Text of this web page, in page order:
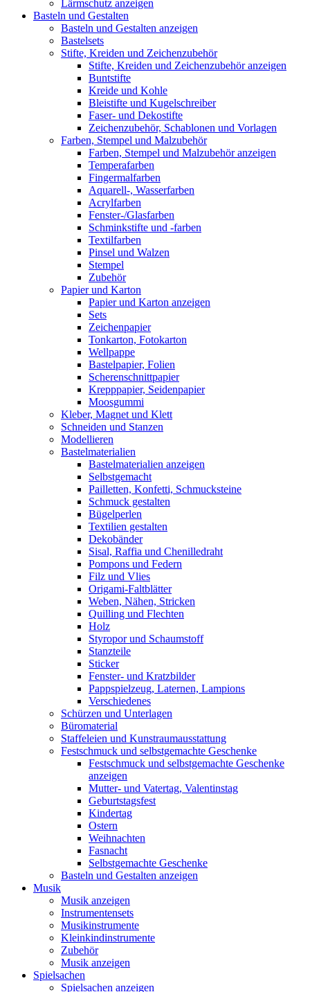
Lärmschutz anzeigen
Basteln und Gestalten
Basteln und Gestalten anzeigen
Bastelsets
Stifte, Kreiden und Zeichenzubehör
Stifte, Kreiden und Zeichenzubehör anzeigen
Buntstifte
Kreide und Kohle
Bleistifte und Kugelschreiber
Faser- und Dekostifte
Zeichenzubehör, Schablonen und Vorlagen
Farben, Stempel und Malzubehör
Farben, Stempel und Malzubehör anzeigen
Temperafarben
Fingermalfarben
Aquarell-, Wasserfarben
Acrylfarben
Fenster-/Glasfarben
Schminkstifte und -farben
Textilfarben
Pinsel und Walzen
Stempel
Zubehör
Papier und Karton
Papier und Karton anzeigen
Sets
Zeichenpapier
Tonkarton, Fotokarton
Wellpappe
Bastelpapier, Folien
Scherenschnittpapier
Krepppapier, Seidenpapier
Moosgummi
Kleber, Magnet und Klett
Schneiden und Stanzen
Modellieren
Bastelmaterialien
Bastelmaterialien anzeigen
Selbstgemacht
Pailletten, Konfetti, Schmucksteine
Schmuck gestalten
Bügelperlen
Textilien gestalten
Dekobänder
Sisal, Raffia und Chenilledraht
Pompons und Federn
Filz und Vlies
Origami-Faltblätter
Weben, Nähen, Stricken
Quilling und Flechten
Holz
Styropor und Schaumstoff
Stanzteile
Sticker
Fenster- und Kratzbilder
Pappspielzeug, Laternen, Lampions
Verschiedenes
Schürzen und Unterlagen
Büromaterial
Staffeleien und Kunstraumausstattung
Festschmuck und selbstgemachte Geschenke
Festschmuck und selbstgemachte Geschenke
anzeigen
Mutter- und Vatertag, Valentinstag
Geburtstagsfest
Kindertag
Ostern
Weihnachten
Fasnacht
Selbstgemachte Geschenke
Basteln und Gestalten anzeigen
Musik
Musik anzeigen
Instrumentensets
Musikinstrumente
Kleinkindinstrumente
Zubehör
Musik anzeigen
Spielsachen
Spielsachen anzeigen